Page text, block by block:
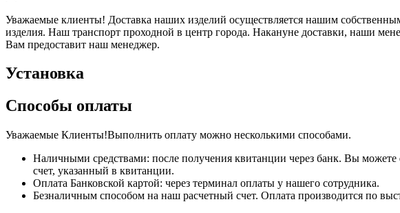
Уважаемые клиенты! Доставка наших изделий осуществляется нашим
изделия. Наш транспорт проходной в центр города. Накануне доставки, наши
Вам предоставит наш менеджер.
Установка
Способы оплаты
Уважаемые Клиенты!Выполнить оплату можно несколькими способами.
Наличными средствами: после получения квитанции через банк. Вы
счет, указанный в квитанции.
Оплата Банковской картой: через терминал оплаты у нашего сотрудника.
Безналичным способом на наш расчетный счет. Оплата производится по